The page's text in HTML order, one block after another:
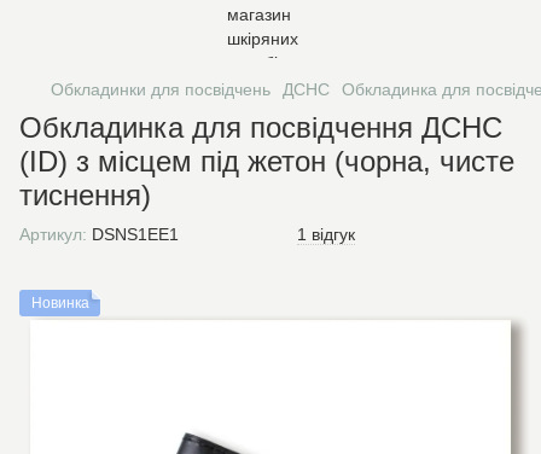
Обкладинки для посвідчень ДСНС Обкладинка для
Обкладинка для посвідчення ДСНС
(ID) з місцем під жетон (чорна, чисте
тиснення)
Артикул: DSNS1EE1 1 відгук
Новинка